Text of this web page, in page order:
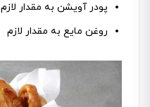
پودر آویشن به مقدار لازم
روغن مایع به مقدار لازم